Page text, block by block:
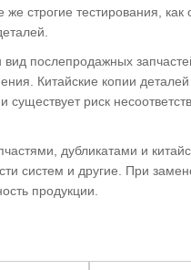
строгие тестирования,
послепродажных
Китайские копии
существует риск
дубликатами и
систем и другие. При
продукции.